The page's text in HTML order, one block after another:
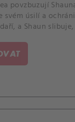
povzbuzují
svém úsilí a
a Shaun
s mužem, který si
zjistí, že trpí
jeho kamarád.